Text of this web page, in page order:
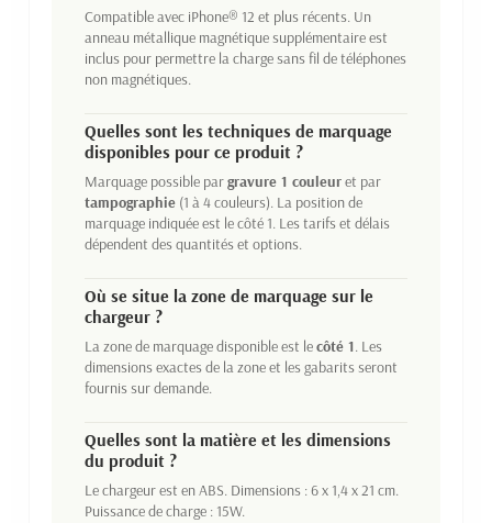
Compatible avec iPhone® 12 et plus récents. Un
anneau métallique magnétique supplémentaire est
inclus pour permettre la charge sans fil de téléphones
non magnétiques.
Quelles sont les techniques de marquage
disponibles pour ce produit ?
Marquage possible pargravure 1 couleuret par
tampographie (1 à 4 couleurs). La position de
marquage indiquée est le côté 1. Les tarifs et délais
dépendent des quantités et options.
Où se situe la zone de marquage sur le
chargeur ?
La zone de marquage disponible est lecôté 1. Les
dimensions exactes de la zone et les gabarits seront
fournis sur demande.
Quelles sont la matière et les dimensions
du produit ?
Le chargeur est en ABS. Dimensions : 6 x 1,4 x 21 cm.
Puissance de charge : 15W.